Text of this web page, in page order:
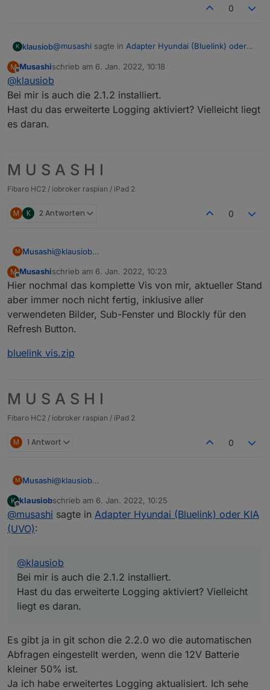
0
K klausiob@musashi sagte in Adapter Hyundai (Bluelink) oder
Bei mir liegen diese Datenpunkte hier (siehe
Bei mir gibt es nur tirePressureLampAll. Welche
Adapterversion hast Du? Ich habe 2.1.2.
M
Offline
Musashischrieb am 6. Jan. 2022, 10:18
zuletzt editiert von
@klausiob
Bei mir is auch die 2.1.2 installiert.
Hast du das erweiterte Logging aktiviert? Vielleicht liegt
es daran.
M U S A S H I
Fibaro HC2 / iobroker raspian / iPad 2
M K 2 Antworten 0
M Musashi@klausiob
Hast du das erweiterte Logging aktiviert? Vielleicht
liegt es daran.
M Musashischrieb am 6. Jan. 2022, 10:23
zuletzt editiert von
Hier nochmal das komplette Vis von mir, aktueller Stand
aber immer noch nicht fertig, inklusive aller
verwendeten Bilder, Sub-Fenster und Blockly für den
Refresh Button.
bluelink vis.zip
M U S A S H I
Fibaro HC2 / iobroker raspian / iPad 2
M 1 Antwort 0
M Musashi@klausiob
Hast du das erweiterte Logging aktiviert? Vielleicht
liegt es daran.
K klausiobschrieb am 6. Jan. 2022, 10:25
zuletzt editiert von
@musashi sagte in Adapter Hyundai (Bluelink) oder KIA
(UVO):
@klausiob
Bei mir is auch die 2.1.2 installiert.
Hast du das erweiterte Logging aktiviert? Vielleicht
liegt es daran.
Es gibt ja in git schon die 2.2.0 wo die automatischen
Abfragen eingestellt werden, wenn die 12V Batterie
kleiner 50% ist.
Ja ich habe erweitertes Logging aktualisiert. Ich sehe